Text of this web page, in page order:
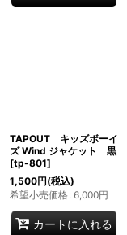
TAPOUT キッズボーイ
ズ Wind ジャケット 黒
[tp-801]
1,500円(税込)
希望小売価格: 6,000円
カートに入れる